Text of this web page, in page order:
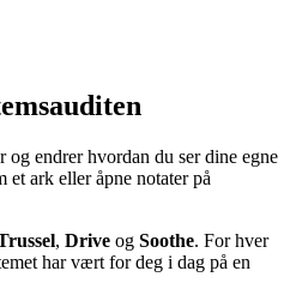
og endrer hvordan du ser dine egne
et ark eller åpne notater på
, Drive og Soothe. For hver
har vært for deg i dag på en